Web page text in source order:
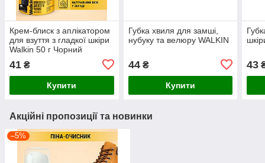
Крем-блиск з аплікатором
для взуття з гладкої шкіри
Walkin 50 г Чорний
41 ₴
Купити
Губка хвиля для замші,
нубуку та велюру WALKIN
44₴
Купити
43
Акційні пропозиції та новинки
–5%